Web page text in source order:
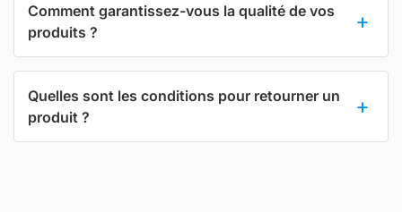
Comment garantissez-vous la qualité de vos
produits ?
Quelles sont les conditions pour retourner un
produit ?